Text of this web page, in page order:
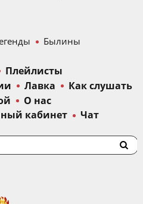
Былины
Плейлисты
Лавка
Как слушать
О нас
кабинет Чат